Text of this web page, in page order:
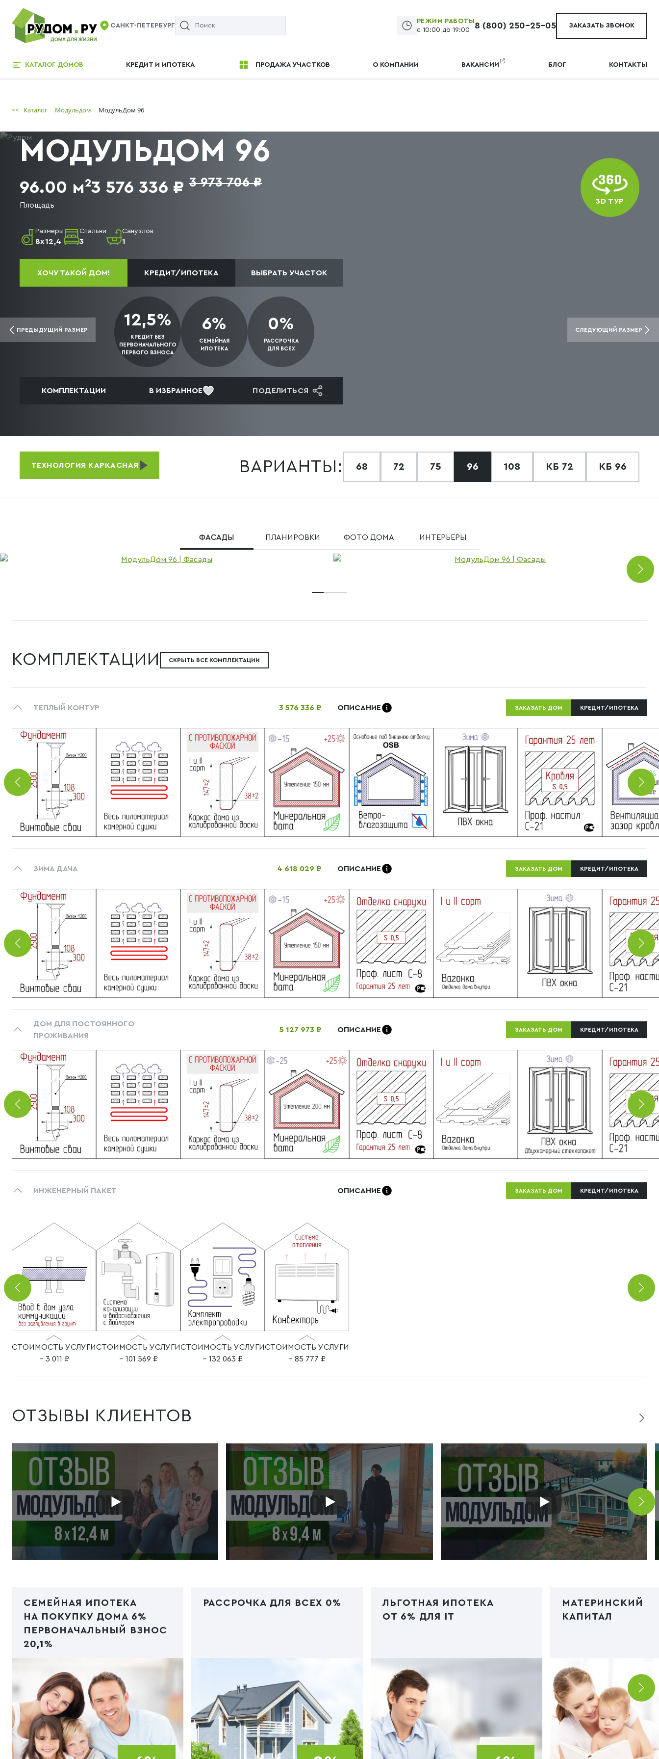
САНКТ-ПЕТЕРБУРГ
РЕЖИМ РАБОТЫ
с 10:00 до 19:00
8 (800) 250-25-05 ЗАКАЗАТЬ ЗВОНОК
КАТАЛОГ ДОМОВ КРЕДИТ И ИПОТЕКА ПРОДАЖА УЧАСТКОВ О КОМПАНИИ ВАКАНСИИ БЛОГ КОНТАКТЫ
<< Каталог Модульдом МодульДом 96
МОДУЛЬДОМ 96
96.00 м²
Площадь
3 576 336 ₽ 3 973 706 ₽
Размеры
8x12,4
Спальни
3
Санузлов
1
ХОЧУ ТАКОЙ ДОМ! КРЕДИТ/ИПОТЕКА ВЫБРАТЬ УЧАСТОК
ПРЕДЫДУЩИЙ РАЗМЕР СЛЕДУЮЩИЙ РАЗМЕР
12,5%
КРЕДИТ БЕЗ
ПЕРВОНАЧАЛЬНОГО
ПЕРВОГО ВЗНОСА
6%
СЕМЕЙНАЯ
ИПОТЕКА
0%
РАССРОЧКА
ДЛЯ ВСЕХ
КОМПЛЕКТАЦИИ В ИЗБРАННОЕ ПОДЕЛИТЬСЯ
3D ТУР
ТЕХНОЛОГИЯ КАРКАСНАЯ ВАРИАНТЫ: 68 72 75 96 108 КБ 72 КБ 96
ФАСАДЫ ПЛАНИРОВКИ ФОТО ДОМА ИНТЕРЬЕРЫ
КОМПЛЕКТАЦИИ СКРЫТЬ ВСЕ КОМПЛЕКТАЦИИ
ТЕПЛЫЙ КОНТУР 3 576 336 ₽ ОПИСАНИЕ ЗАКАЗАТЬ ДОМ КРЕДИТ/ИПОТЕКА
ЗИМА ДАЧА 4 618 029 ₽ ОПИСАНИЕ ЗАКАЗАТЬ ДОМ КРЕДИТ/ИПОТЕКА
ДОМ ДЛЯ ПОСТОЯННОГО
ПРОЖИВАНИЯ
5 127 973 ₽ ОПИСАНИЕ ЗАКАЗАТЬ ДОМ КРЕДИТ/ИПОТЕКА
ИНЖЕНЕРНЫЙ ПАКЕТ ОПИСАНИЕ ЗАКАЗАТЬ ДОМ КРЕДИТ/ИПОТЕКА
СТОИМОСТЬ УСЛУГИ
– 3 011
СТОИМОСТЬ УСЛУГИ
– 101 569
СТОИМОСТЬ УСЛУГИ
– 132 063
СТОИМОСТЬ УСЛУГИ
– 85 777
ОТЗЫВЫ КЛИЕНТОВ
СЕМЕЙНАЯ ИПОТЕКА
НА ПОКУПКУ ДОМА 6%
ПЕРВОНАЧАЛЬНЫЙ ВЗНОС
20,1%
/img/ipoteka1.jpg"
type="image/webp">
РАССРОЧКА ДЛЯ ВСЕХ 0%
type="image/webp">
ЛЬГОТНАЯ ИПОТЕКА
ОТ 6% ДЛЯ IT
Код PHP/img/ipoteka2.jpg"
type="image/webp">
МАТЕРИНСКИЙ
КАПИТАЛ
Код PHP
type="image/webp">